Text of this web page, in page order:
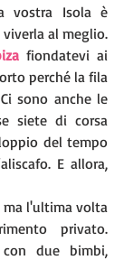
vostra Isola è
al meglio.
fiondatevi ai
perché la fila
sono anche le
siete di corsa
del tempo
E allora,
l'ultima volta
privato.
due bimbi,